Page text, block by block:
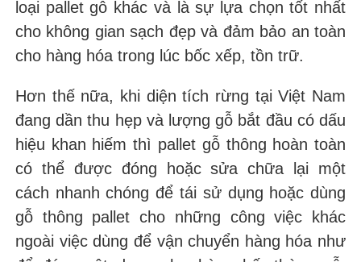
loại pallet gỗ khác và là sự lựa chọn tốt nhất
cho không gian sạch đẹp và đảm bảo an toàn
cho hàng hóa trong lúc bốc xếp, tồn trữ.
Hơn thế nữa, khi diện tích rừng tại Việt Nam
đang dần thu hẹp và lượng gỗ bắt đầu có dấu
hiệu khan hiếm thì pallet gỗ thông hoàn toàn
có thể được đóng hoặc sửa chữa lại một
cách nhanh chóng để tái sử dụng hoặc dùng
gỗ thông pallet cho những công việc khác
ngoài việc dùng để vận chuyển hàng hóa như